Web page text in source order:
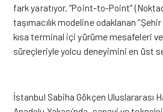
fark yaratıyor. “Point-to-Point”
taşımacılık modeline odaklanan
kısa terminal içi yürüme mesafeleri ve
süreçleriyle yolcu deneyimini en üst
İstanbul Sabiha Gökçen Uluslararası